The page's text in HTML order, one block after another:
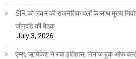
SIR को लेकर की राजनैतिक दलों के साथ मुख्य
जोगदंडे की बैठक
July 3, 2026
एम्स, ऋषिकेश ने रचा इतिहास, गिनीज बुक ऑफ वर्ल्ड